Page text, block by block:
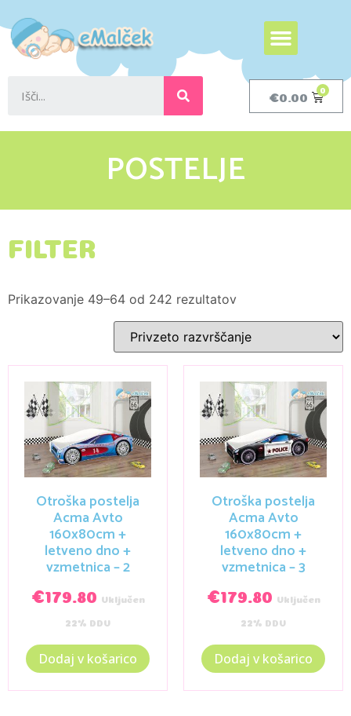
€0.00
POSTELJE
FILTER
Prikazovanje 49–64 od 242 rezultatov
Otroška postelja
Acma Avto
160x80cm +
letveno dno +
vzmetnica – 2
€ 179.80 Vključen
22% DDV
Dodaj v košarico
Otroška postelja
Acma Avto
160x80cm +
letveno dno +
vzmetnica – 3
€ 179.80 Vključen
22% DDV
Dodaj v košarico